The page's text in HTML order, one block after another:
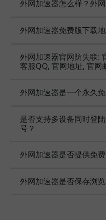
外网加速器怎么样？外
外网加速器免费版下载地
外网加速器官网防失联:
客服QQ, 官网地址, 官网
外网加速器是一个永久
是否支持多设备同时登
号？
外网加速器是否提供免
外网加速器是否保存浏